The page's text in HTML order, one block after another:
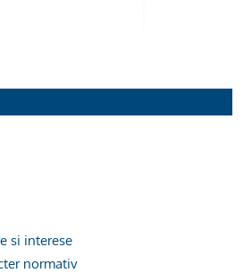
si interese
normativ